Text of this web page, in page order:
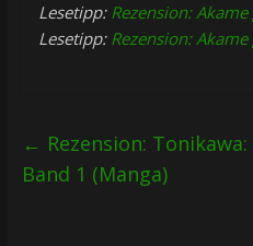
Lesetipp: Rezension:
Lesetipp: Rezension:
← Rezension:
Band 1 (Manga)